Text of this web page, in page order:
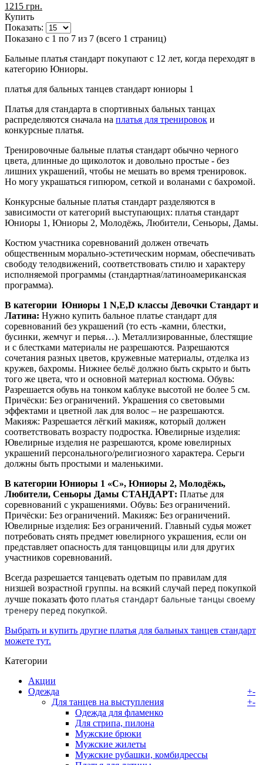
1215 грн.
Купить
Показать:
Показано с 1 по 7 из 7 (всего 1 страниц)
Бальные платья стандарт покупают с 12 лет, когда переходят в
категорию Юниоры.
платья для бальных танцев стандарт юниоры 1
Платья для стандарта в спортивных бальных танцах
распределяются сначала на платья для тренировок и
конкурсные платья.
Тренировочные бальные платья стандарт обычно черного
цвета, длинные до щиколоток и довольно простые - без
лишних украшений, чтобы не мешать во время тренировок.
Но могу украшаться гипюром, сеткой и воланами с бахромой.
Конкурсные бальные платья стандарт разделяются в
зависимости от категорий выступающих: платья стандарт
Юниоры 1, Юниоры 2, Молодёжь, Любители, Сеньоры, Дамы.
Костюм участника соревнований должен отвечать
общественным морально-эстетическим нормам, обеспечивать
свободу телодвижений, соответствовать стилю и характеру
исполняемой программы (стандартная/латиноамериканская
программа).
В категории Юниоры 1 N,E,D классы Девочки Стандарт и
Латина: Нужно купить бальное платье стандарт для
соревнований без украшений (то есть -камни, блестки,
бусинки, жемчуг и перья…). Металлизированные, блестящие
и с блестками материалы не разрешаются. Разрешаются
сочетания разных цветов, кружевные материалы, отделка из
кружев, бахромы. Нижнее бельё должно быть скрыто и быть
того же цвета, что и основной материал костюма. Обувь:
Разрешается обувь на тонком каблуке высотой не более 5 см.
Причёски: Без ограничений. Украшения со световыми
эффектами и цветной лак для волос – не разрешаются.
Макияж: Разрешается лёгкий макияж, который должен
соответствовать возрасту подростка. Ювелирные изделия:
Ювелирные изделия не разрешаются, кроме ювелирных
украшений персонального/религиозного характера. Серьги
должны быть простыми и маленькими.
В категории Юниоры 1 «С», Юниоры 2, Молодёжь,
Любители, Сеньоры Дамы СТАНДАРТ: Платье для
соревнований с украшениями. Обувь: Без ограничений.
Причёски: Без ограничений. Макияж: Без ограничений.
Ювелирные изделия: Без ограничений. Главный судья может
потребовать снять предмет ювелирного украшения, если он
представляет опасность для танцовщицы или для других
участников соревнований.
Всегда разрешается танцевать одетым по правилам для
низшей возрастной группы. на всякий случай перед покупкой
лучше показать фото платья стандарт бальные танцы своему
тренеру перед покупкой.
Выбрать и купить другие платья для бальных танцев стандарт
можете тут.
Категории
Акции
Одежда
+-
Для танцев на выступления
+-
Одежда для фламенко
Для стрипа, пилона
Мужские брюки
Мужские жилеты
Мужские рубашки, комбидрессы